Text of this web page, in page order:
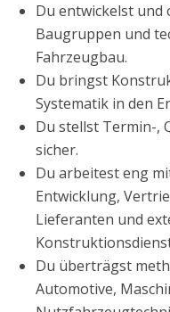
Du entwickelst
Baugruppen und
Fahrzeugbau.
Du bringst
Systematik in den
Du stellst Termin-,
sicher.
Du arbeitest eng
Entwicklung,
Lieferanten und
Du überträgst
Automotive,